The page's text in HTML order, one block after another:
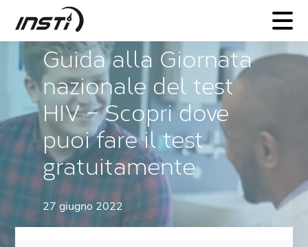
Guida alla Giornata
nazionale del test
HIV – Scopri dove
puoi fare il test
gratuitamente
27 giugno 2022